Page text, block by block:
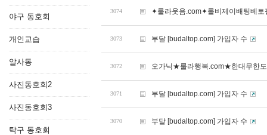
야구 동호회
개인교습
알사동
사진동호회2
사진동호회3
탁구 동호회
3074 ✦룰라웃음.com✦롤비제이배팅베토
3073 부달 [budaltop.com] 가입자 수
3072 오가닉★룰라행복.com★한대무한
3071 부달 [budaltop.com] 가입자 수
3070 부달 [budaltop.com] 가입자 수